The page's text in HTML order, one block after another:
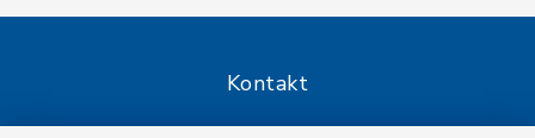
Kontakt